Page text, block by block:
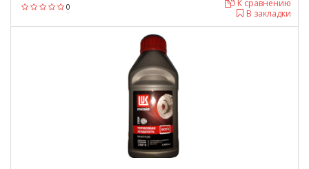
0
В закладки
К сравнению